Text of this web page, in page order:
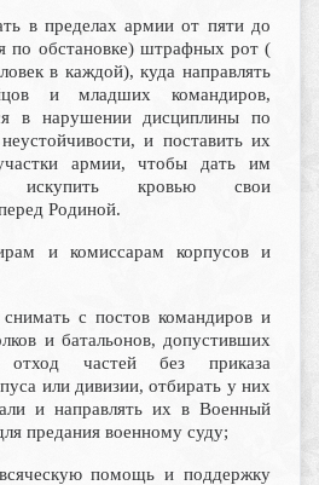
в пределах армии от пяти до
по обстановке) штрафных рот (
в каждой), куда направлять
и младших командиров,
в нарушении дисциплины по
и поставить их
армии, чтобы дать им
искупить кровью свои
Родиной.
и комиссарам корпусов и
снимать с постов командиров и
и батальонов, допустивших
отход частей без приказа
или дивизии, отбирать у них
и направлять их в Военный
предания военному суду;
помощь и поддержку